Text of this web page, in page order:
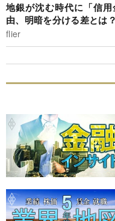
地銀が沈む時代に「信
由、明暗を分ける差とは？
flier